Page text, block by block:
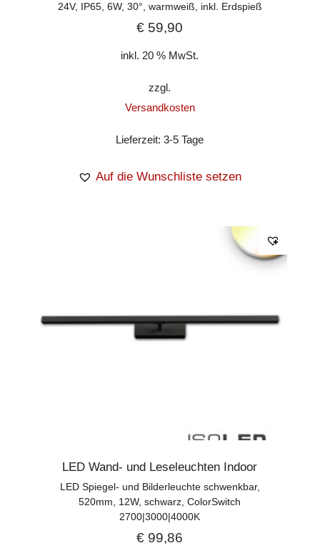
24V, IP65, 6W, 30°, warmweiß, inkl. Erdspieß
€ 59,90
inkl. 20 % MwSt.
zzgl.
Versandkosten
Lieferzeit:3-5 Tage
Auf die Wunschliste setzen
LED Wand- und Leseleuchten Indoor
LED Spiegel- und Bilderleuchte schwenkbar,
520mm, 12W, schwarz, ColorSwitch
2700|3000|4000K
€ 99,86